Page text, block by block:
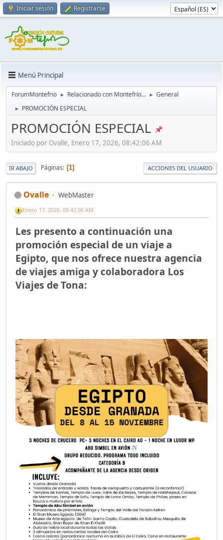
Iniciar sesión Registrarse
Menú Principal
ForumMontefrio ► Relacionado con Montefrío... ► General
► PROMOCIÓN ESPECIAL
PROMOCIÓN ESPECIAL
Iniciado por Ovalle, Enero 17, 2026, 08:42:06 AM
IR ABAJO Páginas 1 ACCIONES DEL USUARIO
Ovalle WebMaster
Enero 17, 2026, 08:42:06 AM
Les presento a continuación una
promoción especial de un viaje a
Egipto, que nos ofrece nuestra agencia
de viajes amiga y colaboradora Los
Viajes de Tona: